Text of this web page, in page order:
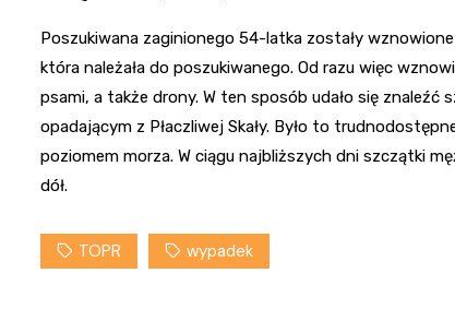
Poszukiwana zaginionego 54-latka zostały
która należała do poszukiwanego. Od razu więc
psami, a także drony. W ten sposób udało się
opadającym z Płaczliwej Skały. Było to
poziomem morza. W ciągu najbliższych dni szczątki
dół.
TOPR wypadek